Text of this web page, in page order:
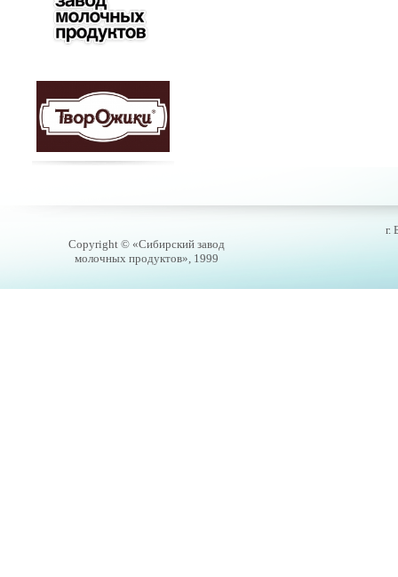
Copyright © «Сибирский завод
молочных продуктов», 1999
г.